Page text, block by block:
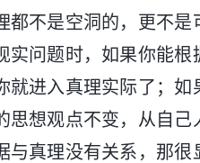
不是空洞的，更不是
问题时，如果你能根
进入真理实际了；如
想观点不变，从自己
真理没有关系，那很